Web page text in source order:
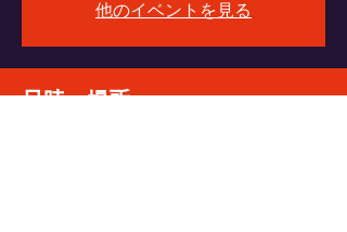
他のイベントを見る
日時・場所